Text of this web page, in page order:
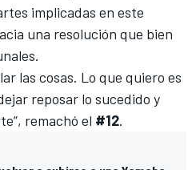
implicadas en este
una resolución que bien
las cosas. Lo que quiero es
reposar lo sucedido y
remachó el #12.